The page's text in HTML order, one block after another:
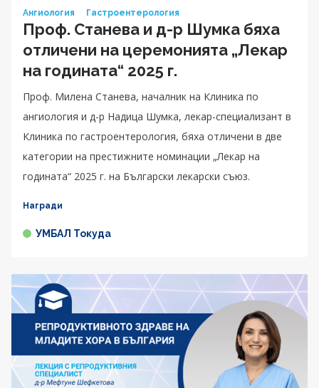
Ангиология
Гастроентерология
Проф. Станева и д-р Шумка бяха
отличени на церемонията „Лекар
на годината“ 2025 г.
Проф. Милена Станева, началник на Клиника по
ангиология и д-р Надица Шумка, лекар-специализант в
Клиника по гастроентерология, бяха отличени в две
категории на престижните номинации „Лекар на
годината“ 2025 г. на Български лекарски съюз.
Награди
УМБАЛ Токуда